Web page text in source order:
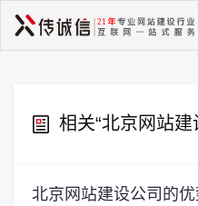
相关“北京网站建
北京网站建设公司的